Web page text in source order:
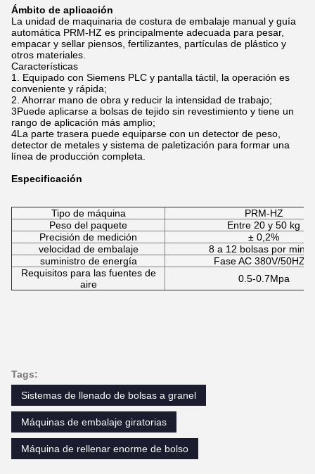
Ámbito de aplicación
La unidad de maquinaria de costura de embalaje manual y guía
automática PRM-HZ es principalmente adecuada para pesar,
empacar y sellar piensos, fertilizantes, partículas de plástico y
otros materiales.
Características
1. Equipado con Siemens PLC y pantalla táctil, la operación es
conveniente y rápida;
2. Ahorrar mano de obra y reducir la intensidad de trabajo;
3Puede aplicarse a bolsas de tejido sin revestimiento y tiene un
rango de aplicación más amplio;
4La parte trasera puede equiparse con un detector de peso,
detector de metales y sistema de paletización para formar una
línea de producción completa.
Especificación
Tipo de máquina
PRM-HZ
Peso del paquete
Entre 20 y 50 kg
Precisión de medición
± 0,2%
velocidad de embalaje
8 a 12 bolsas por
suministro de energía
Fase AC 380V/50HZ/3
Requisitos para las fuentes de
aire
0.5-0.7Mpa
Tags:
Sistemas de llenado de bolsas a granel
Máquinas de embalaje giratorias
Máquina de rellenar enorme de bolso